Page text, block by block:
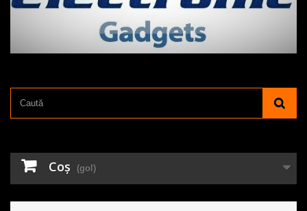
Coş (gol)